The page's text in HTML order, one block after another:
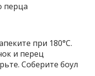
перца
при 180°C.
и перец
Соберите боул